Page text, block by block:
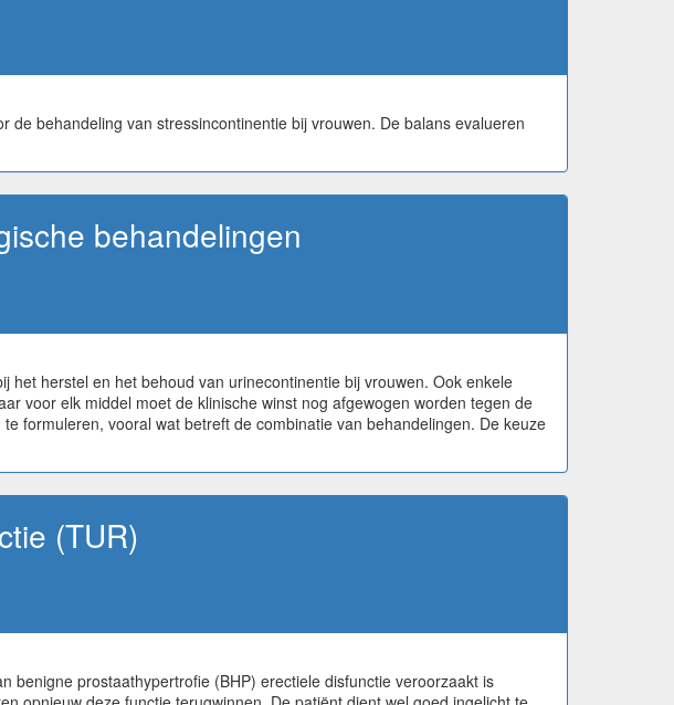
behandeling van stressincontinentie bij vrouwen. De balans evalueren
behandelingen
herstel en het behoud van urinecontinentie bij vrouwen. Ook enkele
voor elk middel moet de klinische winst nog afgewogen worden tegen de
formuleren, vooral wat betreft de combinatie van behandelingen. De keuze
(TUR)
benigne prostaathypertrofie (BHP) erectiele disfunctie veroorzaakt is